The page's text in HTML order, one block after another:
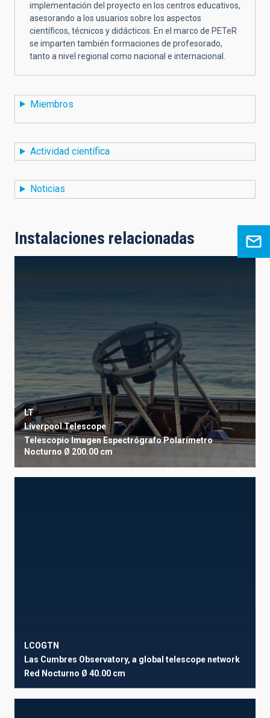
implementación del proyecto en los centros educativos,
asesorando a los usuarios sobre los aspectos
científicos, técnicos y didácticos. En el marco de PETeR
se imparten también formaciones de profesorado,
tanto a nivel regional como nacional e internacional.
Miembros
Actividad científica
Noticias
Instalaciones relacionadas
LT
Liverpool Telescope
TelescopioImagenEspectrógrafoPolarímetro
Nocturno Ø 200.00 cm
LCOGTN
Las Cumbres Observatory, a global telescope network
Red Nocturno Ø 40.00 cm